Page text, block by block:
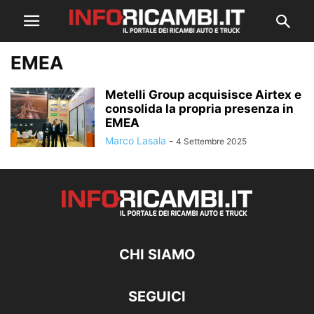
EMEA
Metelli Group acquisisce Airtex e
consolida la propria presenza in
EMEA
Marco Lasala - 4 Settembre 2025
CHI SIAMO
SEGUICI